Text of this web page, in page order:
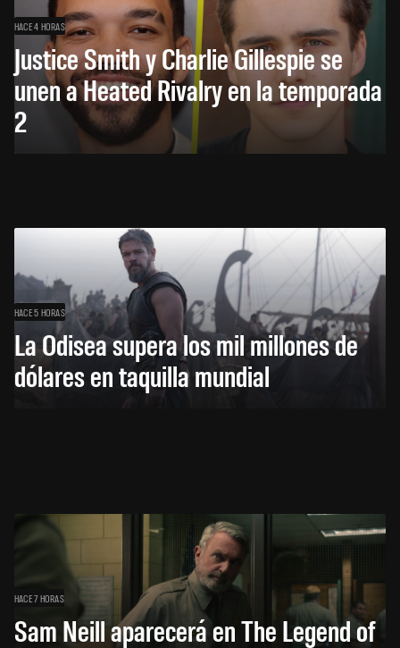
HACE 4 HORAS
Justice Smith y Charlie Gillespie se
unen a Heated Rivalry en la temporada
2
HACE 5 HORAS
La Odisea supera los mil millones de
dólares en taquilla mundial
HACE 7 HORAS
Sam Neill aparecerá en The Legend of